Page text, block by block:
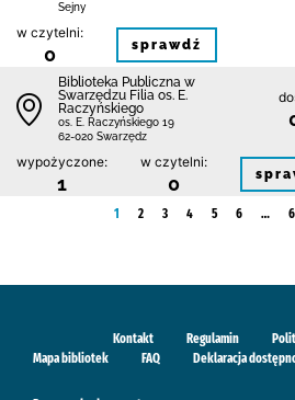
Sejny
w czytelni:
0 sprawdź
Biblioteka Publiczna w
Swarzędzu Filia os. E.
Raczyńskiego
os. E. Raczyńskiego 19
62-020 Swarzędz
wypożyczone:
1
w czytelni:
0
1 2 3 4 5 6 … 6
Kontakt Regulamin
Mapa bibliotek
FAQ Deklaracja